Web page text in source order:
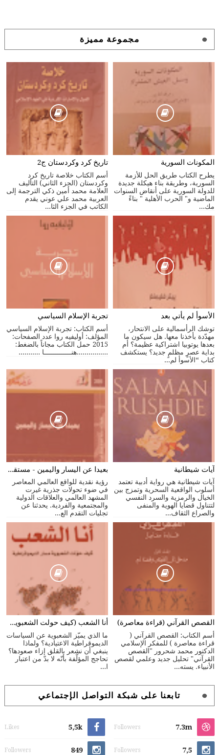
مجموعة مميزة
المكونات السورية
يطرح الكتاب طريق الحل للأزمة
السورية، وطريقة بناء هيكلة جديدة
للدولة السورية على أنقاض السنوات
الماضية و" الحرب الأهلية " بناءً
مك...
تاريخ كرد وكردستان ج2
أسم الكتاب خلاصة تاريخ كرد
وكردستان (الجزء الثاني) التأليف
العلامة محمد أمين ذكي الترجمة إلى
العربية محمد علي عوني يقدم
الكاتب في الجزء الثا...
الأسوأ لم يأتي بعد
توشك الرأسمالية على الانتحار،
مهدّدة بأخذنا معها. هل سيكون ما
بعدها يوتوبيا اشتراكية عظيمة؟ أم
بداية عصرٍ مظلمٍ جديد؟ يستكشف
كتاب “الأسوأ لم...
تجربة الإسلام السياسي
أسم الكتاب: تجربة الإسلام السياسي
المؤلف: أوليفيه روا عدد الصفحات:
2015 حمل الكتاب مجاناً بالضغط:
................هنــــــــــــــا ...........
آيات شيطانية
آيات شيطانية هي رواية أدبية تعتمد
أسلوب الواقعية السحرية وتمزج بين
الخيال والرمزية والسرد النفسي
لتتناول قضايا الهوية والمنفى
والصراع الثقاف...
بعيدا عن اليسار واليمين - مستقبل الثقافات الراديكالية
رؤية نقدية للواقع العالمي المعاصر
في ضوء تحولات جذرية غيرت
المشهد العالمي والعلاقات الدولية
والمجتمعية والفردية. يحدثنا عن
تجليات التقدم الع...
القصص القرآني (قراءة معاصرة)
أسم الكتاب: القصص القرآني (
قراءة معاصرة ) للمفكر الإسلامي
الدكتور محمد شحرور "القصص
القرآني" تحليل جديد وعلمي لقصص
الأنبياء. يسته...
أنا الشعب (كيف حولت الشعبوية مسار الديموقراطية)
ما الذي يميّز الشعبوية عن السياسات
الديموقراطية الاعتيادية؟ ولماذا
ينبغي أن نشعر بالقلق إزاء صعودها؟
تحاجج المؤلّفة بأنّه لا بدّ من اعتبار
ا...
تابعنا على شبكة التواصل الإجتماعي
7.3m
Followers
5,5k
Likes
7,5
Followers
849
Followers